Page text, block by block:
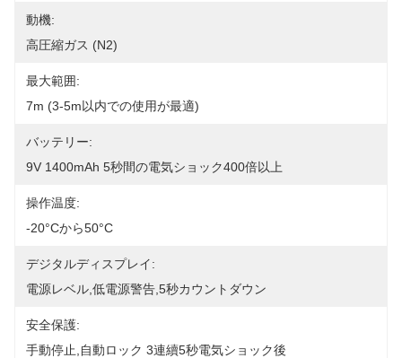
動機:
高圧縮ガス (N2)
最大範囲:
7m (3-5m以内での使用が最適)
バッテリー:
9V 1400mAh 5秒間の電気ショック400倍以上
操作温度:
-20°Cから50°C
デジタルディスプレイ:
電源レベル,低電源警告,5秒カウントダウン
安全保護:
手動停止,自動ロック 3連續5秒電気ショック後